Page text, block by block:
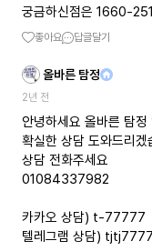
궁금하신점은 1660-
좋아요 답글달기
올바른 탐정
2년 전
안녕하세요 올바른 탐정
확실한 상담 도와드리겠
상담 전화주세요
01084337982
카카오 상담) t-77777
텔레그램 상담)